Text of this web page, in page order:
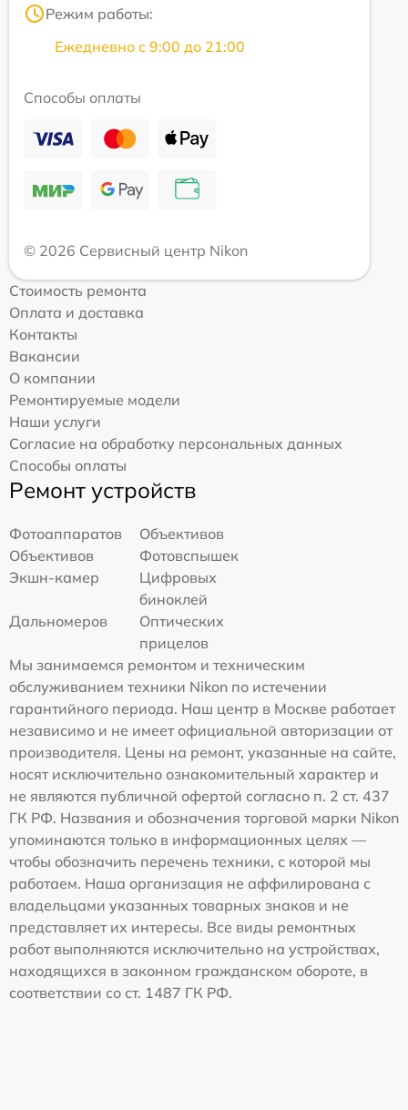
Режим работы:
Ежедневно с 9:00 до 21:00
Способы оплаты
© 2026 Сервисный центр Nikon
Стоимость ремонта
Оплата и доставка
Контакты
Вакансии
О компании
Ремонтируемые модели
Наши услуги
Согласие на обработку персональных данных
Способы оплаты
Ремонт устройств
Фотоаппаратов
Объективов
Объективов
Фотовспышек
Экшн-камер
Цифровых
биноклей
Дальномеров
Оптических
прицелов
Мы занимаемся ремонтом и техническим
обслуживанием техники Nikon по истечении
гарантийного периода. Наш центр в Москве работает
независимо и не имеет официальной авторизации от
производителя. Цены на ремонт, указанные на сайте,
носят исключительно ознакомительный характер и
не являются публичной офертой согласно п. 2 ст. 437
ГК РФ. Названия и обозначения торговой марки Nikon
упоминаются только в информационных целях —
чтобы обозначить перечень техники, с которой мы
работаем. Наша организация не аффилирована с
владельцами указанных товарных знаков и не
представляет их интересы. Все виды ремонтных
работ выполняются исключительно на устройствах,
находящихся в законном гражданском обороте, в
соответствии со ст. 1487 ГК РФ.